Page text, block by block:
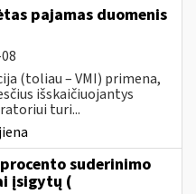
pajamas duomenis
(toliau – VMI) primena,
išskaičiuojantys
turi...
suderinimo
įsigytų (